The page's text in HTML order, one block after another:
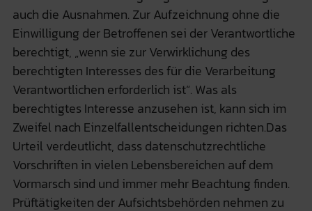
auch die Ausnahmen. Zur Aufzeichnung ohne die
Einwilligung der Betroffenen sei der Verantwortliche
berechtigt, „wenn sie zur Verwirklichung des
berechtigten Interesses des für die Verarbeitung
Verantwortlichen erforderlich ist“. Was als
berechtigtes Interesse anzusehen ist, kann sich im
Zweifel nach Einzelfallentscheidungen richten.Das
Urteil verdeutlicht, dass datenschutzrechtliche
Vorschriften in vielen Lebensbereichen auf dem
Vormarsch sind und immer mehr Beachtung finden.
Prüftätigkeiten der Aufsichtsbehörden nehmen zu